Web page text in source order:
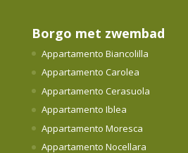
Borgo met zwembad
Appartamento Biancolilla
Appartamento Carolea
Appartamento Cerasuola
Appartamento Iblea
Appartamento Moresca
Appartamento Nocellara